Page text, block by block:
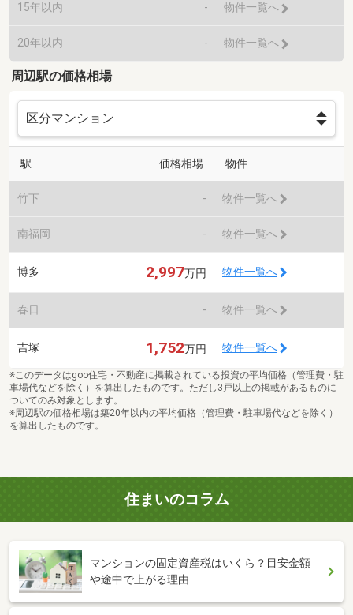
15年以内 - 物件一覧へ
20年以内 - 物件一覧へ
周辺駅の価格相場
駅 価格相場 物件
竹下 - 物件一覧へ
南福岡 - 物件一覧へ
博多 2,997万円 物件一覧へ
春日 - 物件一覧へ
吉塚 1,752万円 物件一覧へ
※このデータはgoo住宅・不動産に掲載されている投資の平均価格（管理費・駐
車場代などを除く）を算出したものです。ただし3戸以上の掲載があるものに
ついてのみ対象とします。
※周辺駅の価格相場は築20年以内の平均価格（管理費・駐車場代などを除く）
を算出したものです。
住まいのコラム
マンションの固定資産税はいくら？目安金額
や途中で上がる理由